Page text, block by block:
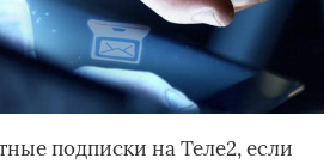
подписки на Теле2, если